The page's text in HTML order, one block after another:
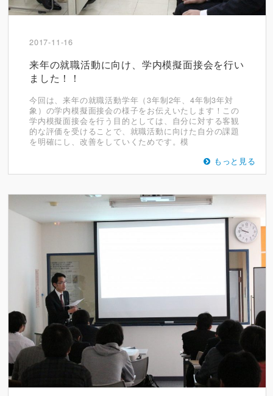
2017-11-16
来年の就職活動に向け、学内模擬面接会を行い
ました！！
今回は、来年の就職活動学年（3年制2年、4年制3年対
象）の学内模擬面接会の様子をお伝えいたします！この
学内模擬面接会を行う目的としては、自分に対する客観
的な評価を受けることで、就職活動に向けた自分の課題
を明確にし、改善をしていくためです。模
もっと見る